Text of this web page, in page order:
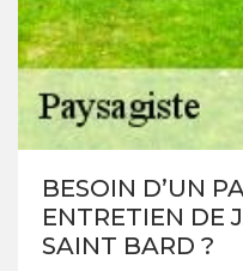
BESOIN D’UN
ENTRETIEN DE
SAINT BARD ?